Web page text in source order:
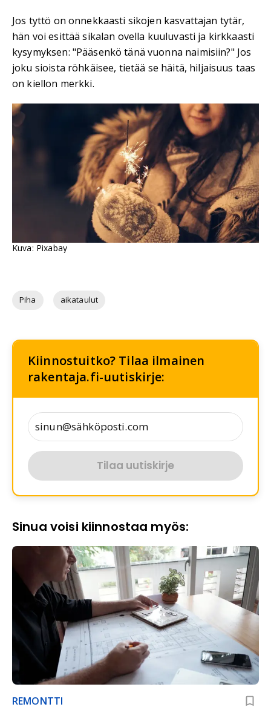
Jos tyttö on onnekkaasti sikojen kasvattajan tytär,
hän voi esittää sikalan ovella kuuluvasti ja kirkkaasti
kysymyksen: "Pääsenkö tänä vuonna naimisiin?" Jos
joku sioista röhkäisee, tietää se häitä, hiljaisuus taas
on kiellon merkki.
Kuva: Pixabay
Piha aikataulut
Kiinnostuitko? Tilaa ilmainen
rakentaja.fi-uutiskirje:
Tilaa uutiskirje
Sinua voisi kiinnostaa myös:
REMONTTI